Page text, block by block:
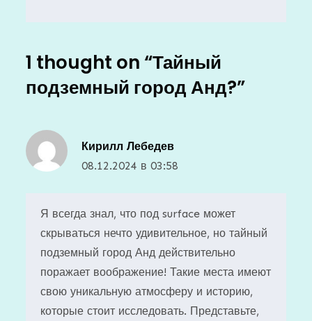
1 thought on “Тайный
подземный город Анд?”
Кирилл Лебедев
08.12.2024 в 03:58
Я всегда знал, что под surface может
скрываться нечто удивительное, но тайный
подземный город Анд действительно
поражает воображение! Такие места имеют
свою уникальную атмосферу и историю,
которые стоит исследовать. Представьте,